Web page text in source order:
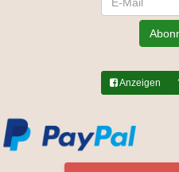
Anzeigen